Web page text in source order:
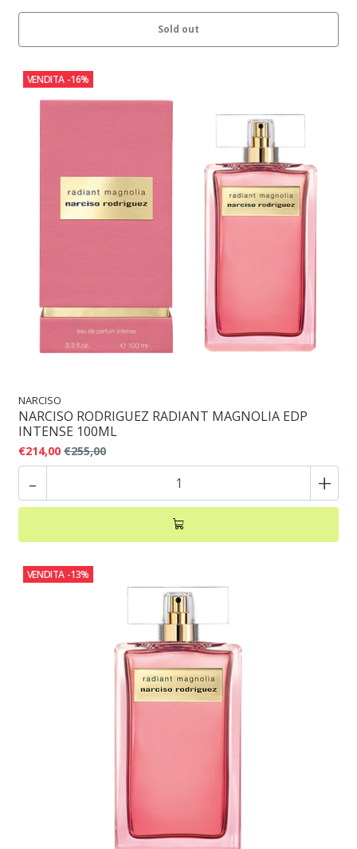
Sold out
VENDITA -16%
NARCISO
NARCISO RODRIGUEZ RADIANT MAGNOLIA EDP
INTENSE 100ML
€214,00 €255,00
- +
VENDITA -13%